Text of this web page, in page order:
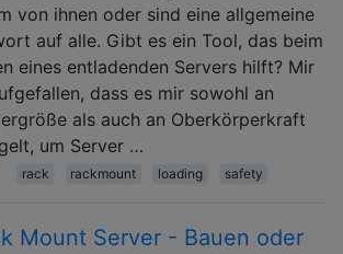
von ihnen oder sind eine allgemeine
auf alle. Gibt es ein Tool, das beim
eines entladenden Servers hilft? Mir
dass es mir sowohl an
als auch an Oberkörperkraft
um Server …
rack rackmount loading safety
Mount Server - Bauen oder